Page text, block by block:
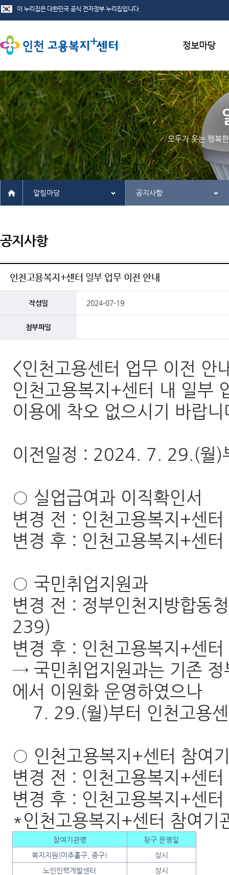
서식자료실
채용정보
인재정보
관련사이트
모두가 웃는 행복
알림마당 공지사항
공지사항
인천고용복지+센터 일부 업무 이전 안내
작성일 2024-07-19
첨부파일
<인천고용센터 업무 이전 안
인천고용복지+센터 내 일부
이용에 착오 없으시기 바랍니
이전일정 : 2024. 7. 29.(월)
○ 실업급여과 이직확인서
변경 전 : 인천고용복지+센
변경 후 : 인천고용복지+센
○ 국민취업지원과
변경 전 : 정부인천지방합동
239)
변경 후 : 인천고용복지+센
→ 국민취업지원과는 기존 정
에서 이원화 운영하였으나
7. 29.(월)부터 인천고용센
○ 인천고용복지+센터 참여
변경 전 : 인천고용복지+센
변경 후 : 인천고용복지+센
*인천고용복지+센터 참여기
참여기관명
창구 운영일
복지지원(미추홀구, 중구)
상시
노인인력개발센터
상시